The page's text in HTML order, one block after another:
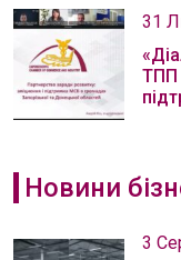
31
ТПП
Новини
3